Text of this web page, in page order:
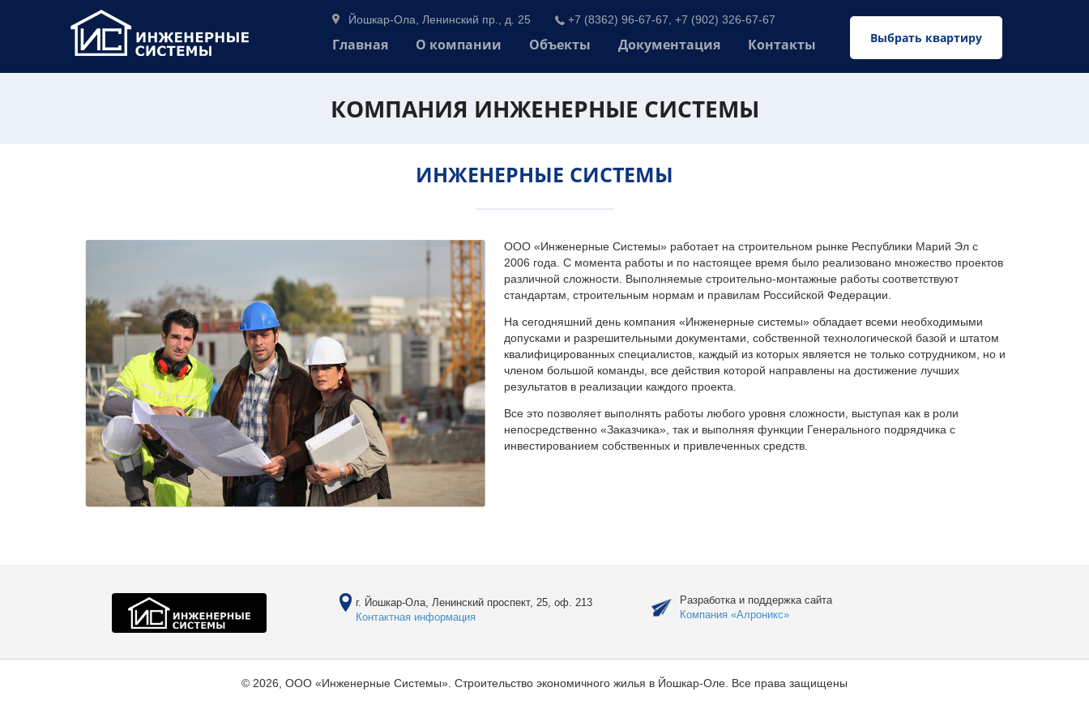
Выбрать квартиру
Йошкар-Ола, Ленинский пр., д. 25 +7 (8362) 96-67-67, +7 (902) 326-67-67
Главная О компании Объекты Документация Контакты
КОМПАНИЯ ИНЖЕНЕРНЫЕ СИСТЕМЫ
ИНЖЕНЕРНЫЕ СИСТЕМЫ
ООО «Инженерные Системы» работает на строительном рынке Республики Марий Эл с
2006 года. С момента работы и по настоящее время было реализовано множество проектов
различной сложности. Выполняемые строительно-монтажные работы соответствуют
стандартам, строительным нормам и правилам Российской Федерации.
На сегодняшний день компания «Инженерные системы» обладает всеми необходимыми
допусками и разрешительными документами, собственной технологической базой и штатом
квалифицированных специалистов, каждый из которых является не только сотрудником, но и
членом большой команды, все действия которой направлены на достижение лучших
результатов в реализации каждого проекта.
Все это позволяет выполнять работы любого уровня сложности, выступая как в роли
непосредственно «Заказчика», так и выполняя функции Генерального подрядчика с
инвестированием собственных и привлеченных средств.
г. Йошкар-Ола, Ленинский проспект, 25, оф. 213
Контактная информация
Разработка и поддержка сайта
Компания «Алроникс»
© 2026, ООО «Инженерные Системы». Строительство экономичного жилья в Йошкар-Оле. Все права защищены